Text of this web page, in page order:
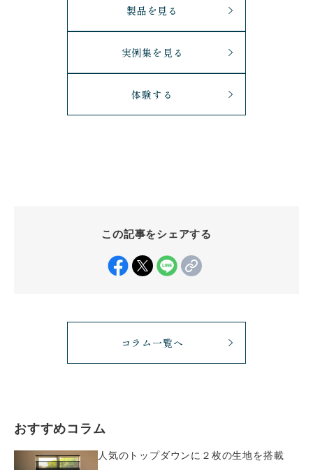
製品を見る
実例集を見る
体験する
この記事をシェアする
コラム一覧へ
おすすめコラム
人気のトップダウンに２枚の生地を搭載